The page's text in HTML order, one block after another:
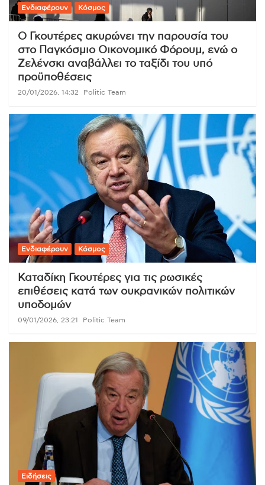
Ενδιαφέρουν Κόσμος
Ο Γκουτέρες ακυρώνει την παρουσία του
στο Παγκόσμιο Οικονομικό Φόρουμ, ενώ ο
Ζελένσκι αναβάλλει το ταξίδι του υπό
προϋποθέσεις
20/01/2026, 14:32 Politic Team
Ενδιαφέρουν Κόσμος
Καταδίκη Γκουτέρες για τις ρωσικές
επιθέσεις κατά των ουκρανικών πολιτικών
υποδομών
09/01/2026, 23:21 Politic Team
Ειδήσεις